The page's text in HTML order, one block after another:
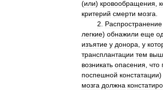
(или) кровообращения
критерий смерти мозга
2
Распространение
легкие) обнажили еще
изъятие у донора у
трансплантации тем
возникать опасения что
поспешной констатации)
мозга должна